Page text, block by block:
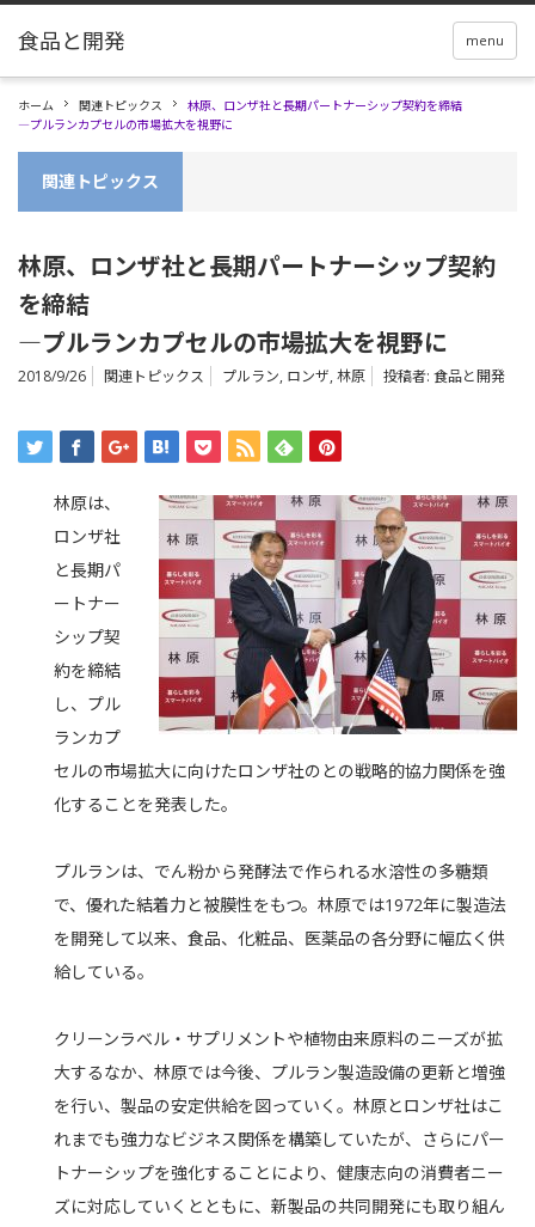
menu
ホーム 関連トピックス
林原、ロンザ社と長期パートナーシップ契約を締結
―プルランカプセルの市場拡大を視野に
関連トピックス
林原、ロンザ社と長期パートナーシップ契約
を締結
―プルランカプセルの市場拡大を視野に
2018/9/26 関連トピックス プルラン, ロンザ, 林原 投稿者: 食品と開発
林原は、
ロンザ社
と長期パ
ートナー
シップ契
約を締結
し、プル
ランカプ
セルの市場拡大に向けたロンザ社のとの戦略的協力関係を強
化することを発表した。
プルランは、でん粉から発酵法で作られる水溶性の多糖類
で、優れた結着力と被膜性をもつ。林原では1972年に製造法
を開発して以来、食品、化粧品、医薬品の各分野に幅広く供
給している。
クリーンラベル・サプリメントや植物由来原料のニーズが拡
大するなか、林原では今後、プルラン製造設備の更新と増強
を行い、製品の安定供給を図っていく。林原とロンザ社はこ
れまでも強力なビジネス関係を構築していたが、さらにパー
トナーシップを強化することにより、健康志向の消費者ニー
ズに対応していくとともに、新製品の共同開発にも取り組ん